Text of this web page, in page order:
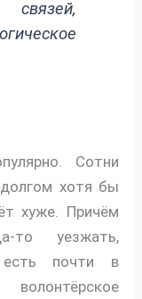
Сотни
хотя бы
хуже. Причём
уезжать,
есть почти в